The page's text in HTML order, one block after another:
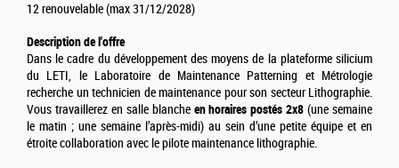
12 renouvelable (max 31/12/2028)
Description de l'offre
Dans le cadre du développement des moyens de la plateforme silicium
du LETI, le Laboratoire de Maintenance Patterning et Métrologie
recherche un technicien de maintenance pour son secteur Lithographie.
Vous travaillerez en salle blanche en horaires postés 2x8 (une semaine
le matin ; une semaine l’après-midi) au sein d’une petite équipe et en
étroite collaboration avec le pilote maintenance lithographie.